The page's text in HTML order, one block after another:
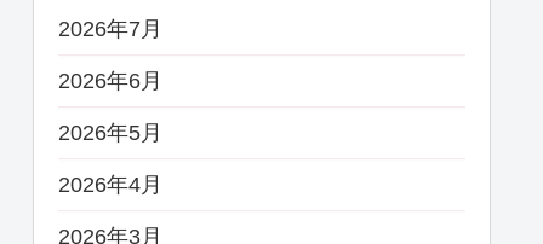
2026年7月
2026年6月
2026年5月
2026年4月
2026年3月